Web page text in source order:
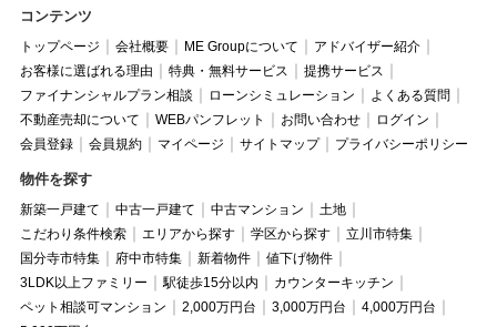
コンテンツ
トップページ 会社概要 ME Groupについて
アドバイザー紹介
お客様に選ばれる理由
特典・無料サービス
提携サービス
ファイナンシャルプラン相談
ローンシミュレーション
よくある質問
不動産売却について
WEBパンフレット お問い合わせ
ログイン
会員登録
会員規約 マイページ サイトマップ プライバシーポリシー
物件を探す
新築一戸建て 中古一戸建て 中古マンション
土地
こだわり条件検索
エリアから探す 学区から探す
立川市特集
国分寺市特集
府中市特集 新着物件
値下げ物件
3LDK以上ファミリー
駅徒歩15分以内
カウンターキッチン
ペット相談可マンション
2,000万円台 3,000万円台
4,000万円台